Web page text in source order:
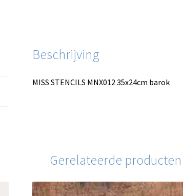
Beschrijving
MISS STENCILS MNX012 35x24cm barok
Gerelateerde producten